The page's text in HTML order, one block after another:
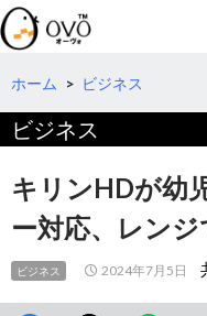
検
索
コ
テ
へ
動
ホーム > ビジネス
ビジネス
キリンHDが幼
ー対応、レンジ
ビジネス 2024年7月5日